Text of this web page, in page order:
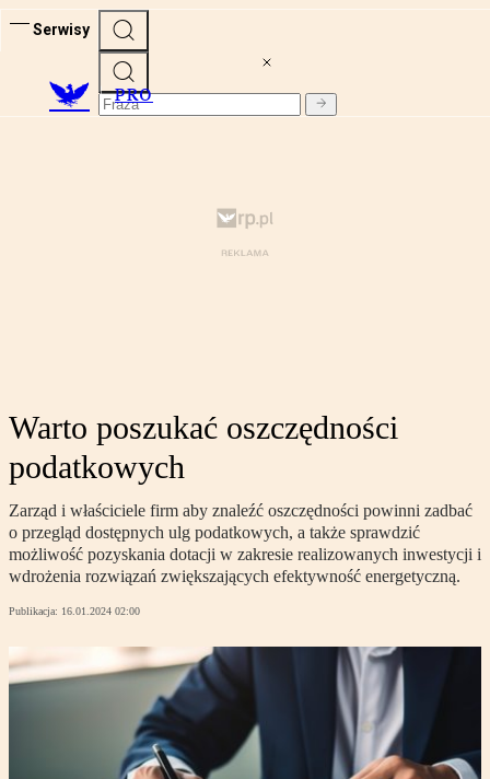
Serwisy
PRO
Warto poszukać oszczędności
podatkowych
Zarząd i właściciele firm aby znaleźć oszczędności powinni zadbać
o przegląd dostępnych ulg podatkowych, a także sprawdzić
możliwość pozyskania dotacji w zakresie realizowanych inwestycji i
wdrożenia rozwiązań zwiększających efektywność energetyczną.
Publikacja: 16.01.2024 02:00